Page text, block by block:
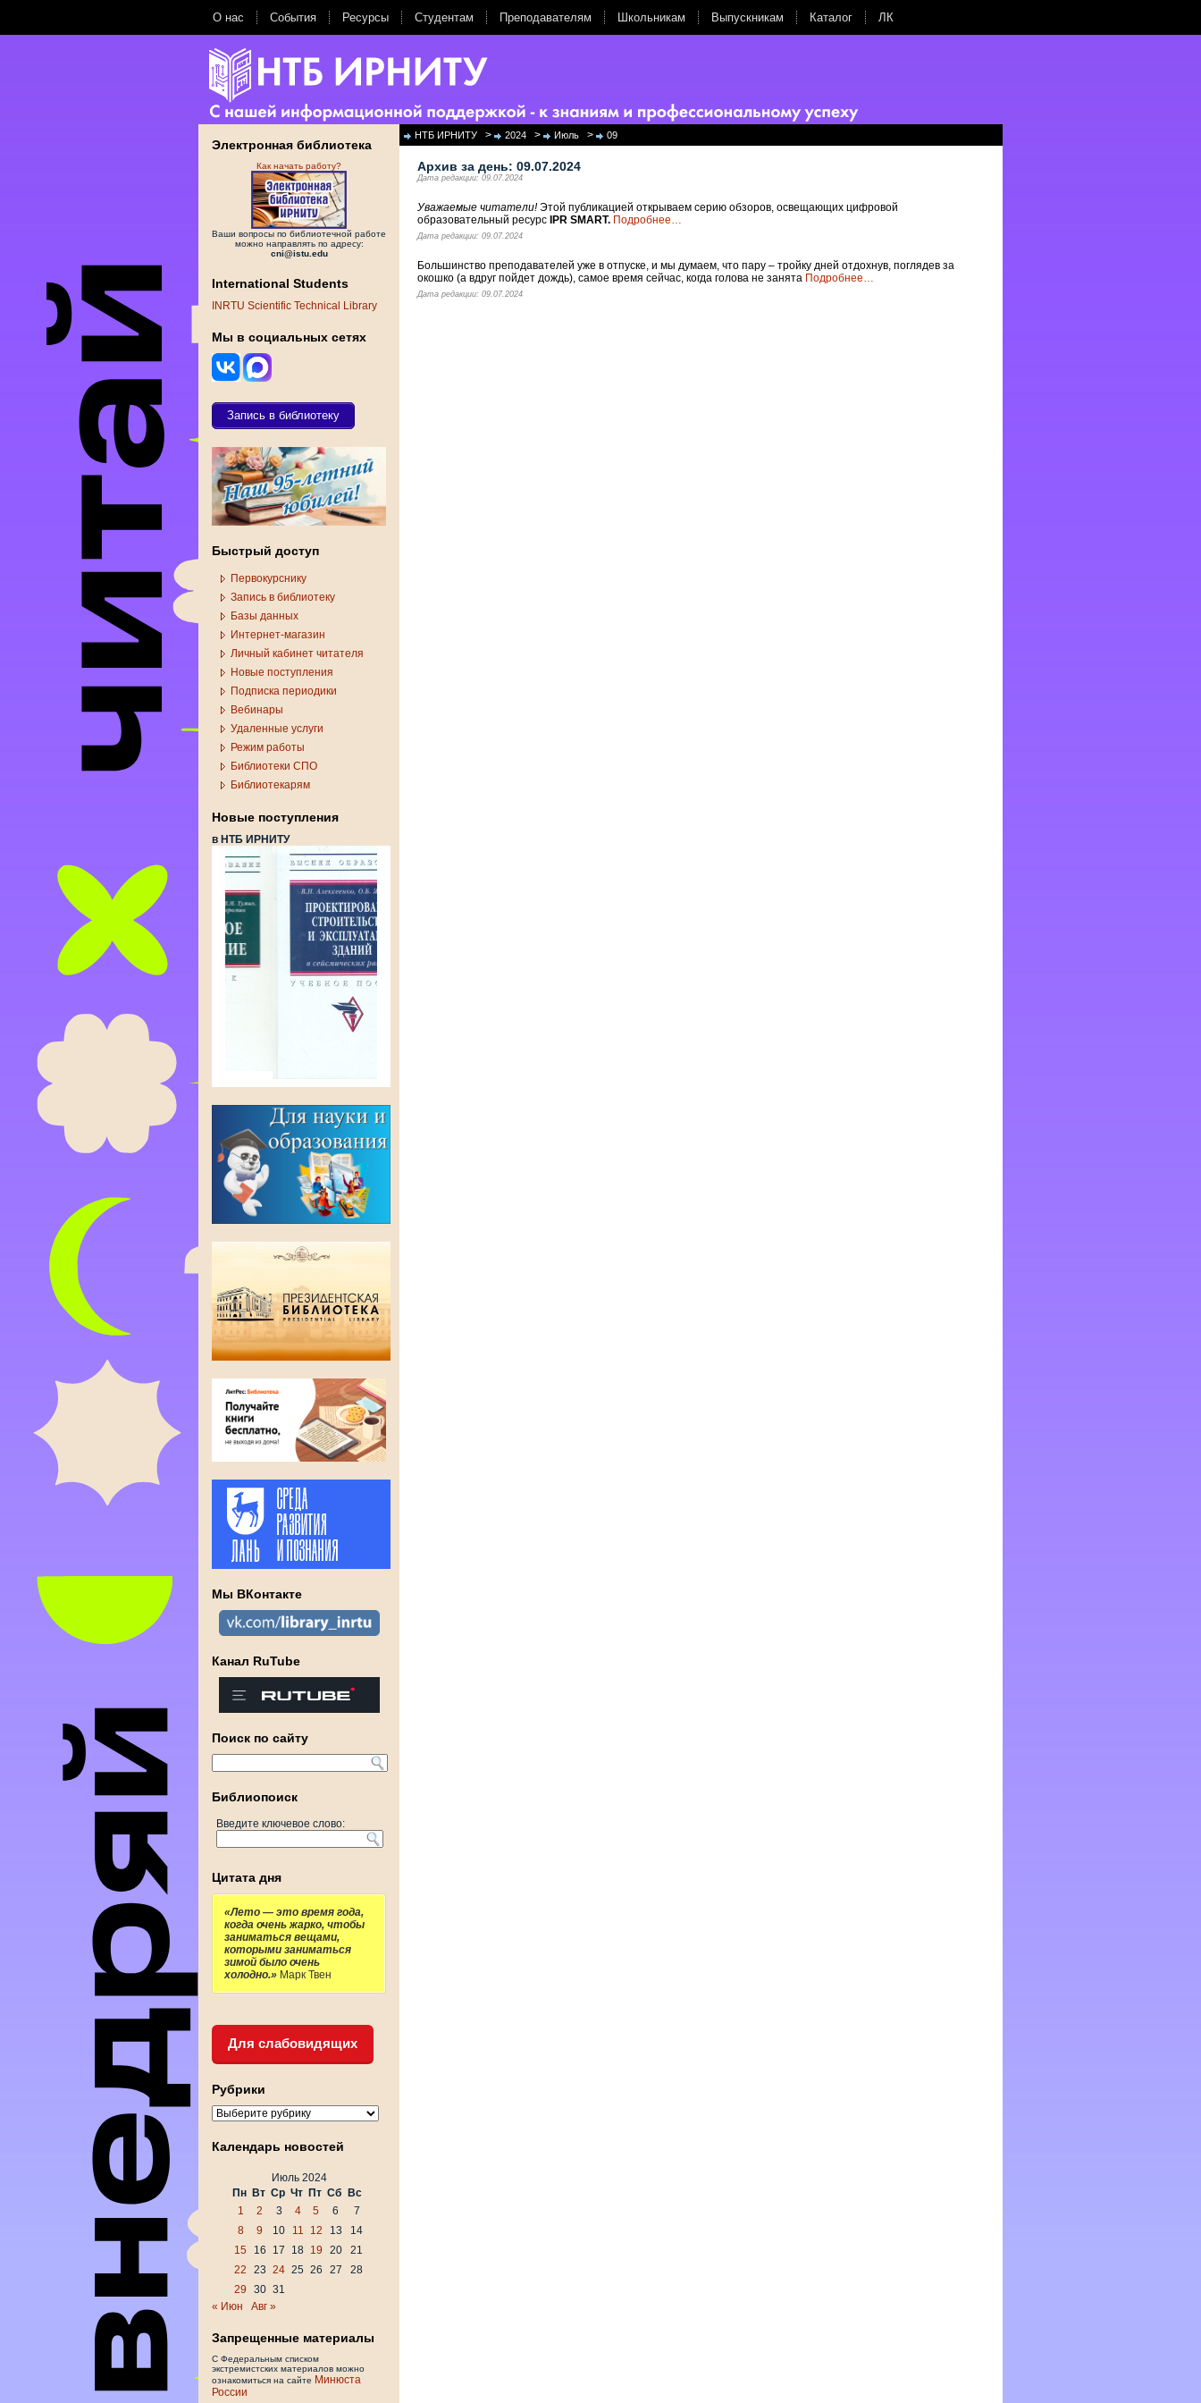
О нас События Ресурсы Студентам Преподавателям Школьникам Выпускникам Каталог ЛК
Электронная библиотека
Как начать работу?
Ваши вопросы по библиотечной работе
можно направлять по адресу:
cni@istu.edu
International Students
INRTU Scientific Technical Library
Мы в социальных сетях
Запись в библиотеку
Быстрый доступ
Первокурснику
Запись в библиотеку
Базы данных
Интернет-магазин
Личный кабинет читателя
Новые поступления
Подписка периодики
Вебинары
Удаленные услуги
Режим работы
Библиотеки СПО
Библиотекарям
Новые поступления
в НТБ ИРНИТУ
Мы ВКонтакте
Канал RuTube
Поиск по сайту
Библиопоиск
Введите ключевое слово:
Цитата дня
«Лето — это время года,
когда очень жарко, чтобы
заниматься вещами,
которыми заниматься
зимой было очень
холодно.» Марк Твен
Для слабовидящих
Рубрики
Рубрики
Календарь новостей
Июль 2024
Пн Вт Ср Чт Пт Сб
Вс
1
2 3 4 5 6
7
8
9 10 11 12 13
14
15
16 17 18 19 20
21
22
23 24 25 26 27
28
29
30 31
« Июн
Авг »
Запрещенные материалы
С Федеральным списком
экстремистских материалов можно
ознакомиться на сайте Минюста
России
НТБ ИРНИТУ > 2024 > Июль > 09
Архив за день: 09.07.2024
Дата редакции: 09.07.2024
Уважаемые читатели!Этой публикацией открываем серию обзоров, освещающих цифровой
образовательный ресурс IPR SMART. Подробнее…
Дата редакции: 09.07.2024
Большинство преподавателей уже в отпуске, и мы думаем, что пару – тройку дней отдохнув, поглядев за
окошко (а вдруг пойдет дождь), самое время сейчас, когда голова не занята Подробнее…
Дата редакции: 09.07.2024